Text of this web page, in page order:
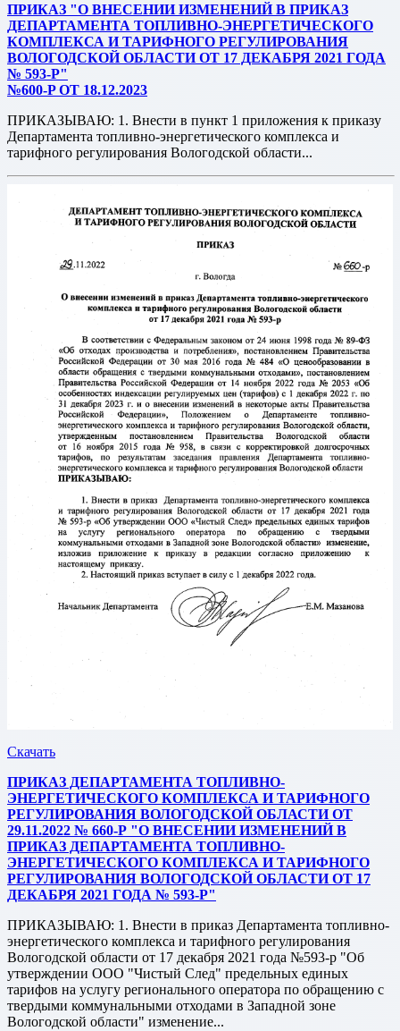
ПРИКАЗ "О ВНЕСЕНИИ ИЗМЕНЕНИЙ В ПРИКАЗ
ДЕПАРТАМЕНТА ТОПЛИВНО-ЭНЕРГЕТИЧЕСКОГО
КОМПЛЕКСА И ТАРИФНОГО РЕГУЛИРОВАНИЯ
ВОЛОГОДСКОЙ ОБЛАСТИ ОТ 17 ДЕКАБРЯ 2021 ГОДА
№ 593-Р"
№600-P ОТ 18.12.2023
ПРИКАЗЫВАЮ: 1. Внести в пункт 1 приложения к приказу
Департамента топливно-энергетического комплекса и
тарифного регулирования Вологодской области...
Скачать
ПРИКАЗ ДЕПАРТАМЕНТА ТОПЛИВНО-
ЭНЕРГЕТИЧЕСКОГО КОМПЛЕКСА И ТАРИФНОГО
РЕГУЛИРОВАНИЯ ВОЛОГОДСКОЙ ОБЛАСТИ ОТ
29.11.2022 № 660-Р "О ВНЕСЕНИИ ИЗМЕНЕНИЙ В
ПРИКАЗ ДЕПАРТАМЕНТА ТОПЛИВНО-
ЭНЕРГЕТИЧЕСКОГО КОМПЛЕКСА И ТАРИФНОГО
РЕГУЛИРОВАНИЯ ВОЛОГОДСКОЙ ОБЛАСТИ ОТ 17
ДЕКАБРЯ 2021 ГОДА № 593-Р"
ПРИКАЗЫВАЮ: 1. Внести в приказ Департамента топливно-
энергетического комплекса и тарифного регулирования
Вологодской области от 17 декабря 2021 года №593-р "Об
утверждении ООО "Чистый След" предельных единых
тарифов на услугу регионального оператора по обращению с
твердыми коммунальными отходами в Западной зоне
Вологодской области" изменение...